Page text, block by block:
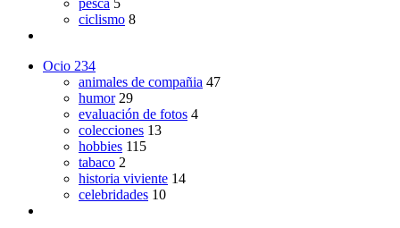
pesca 5
ciclismo 8
Ocio 234
animales de compañia 47
humor 29
evaluación de fotos 4
colecciones 13
hobbies 115
tabaco 2
historia viviente 14
celebridades 10